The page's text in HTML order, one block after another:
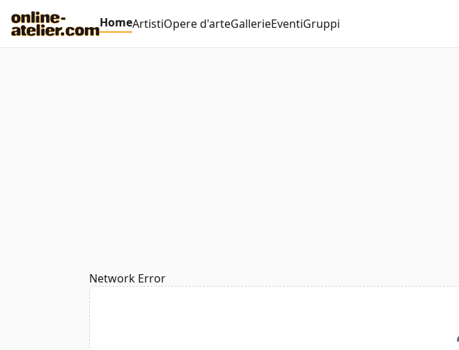
HomeArtistiOpere d'arteGallerieEventiGruppi
Network Error